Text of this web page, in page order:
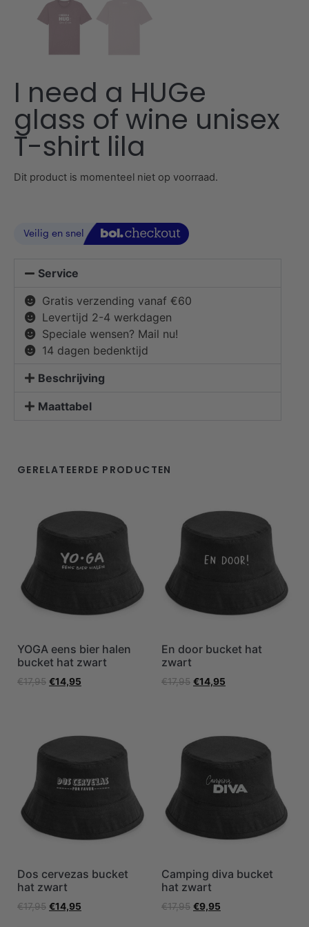
I need a HUGe
glass of wine unisex
T-shirt lila
Dit product is momenteel niet op voorraad.
Service
Gratis verzending vanaf €60
Levertijd 2-4 werkdagen
Speciale wensen? Mail nu!
14 dagen bedenktijd
Beschrijving
Maattabel
GERELATEERDE PRODUCTEN
YOGA eens bier halen
bucket hat zwart
€17,95 €14,95
En door bucket hat
zwart
€17,95 €14,95
Dos cervezas bucket
hat zwart
€17,95 €14,95
Camping diva bucket
hat zwart
€17,95 €9,95